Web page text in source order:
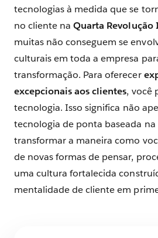
tecnologias à medida que se
no cliente naQuarta Revolução
muitas não conseguem se
culturais em toda a empresa
transformação. Para oferecer
excepcionais aos clientes, você
tecnologia. Isso significa não
tecnologia de ponta baseada na
transformar a maneira como
de novas formas de pensar,
uma cultura fortalecida
mentalidade de cliente em